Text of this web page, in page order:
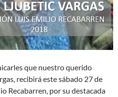
que nuestro querido
recibirá este sábado 27 de
Recabarren, por su destacada